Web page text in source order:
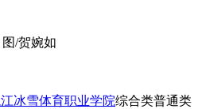
/贺婉如
冰雪体育职业学院综合类普通类